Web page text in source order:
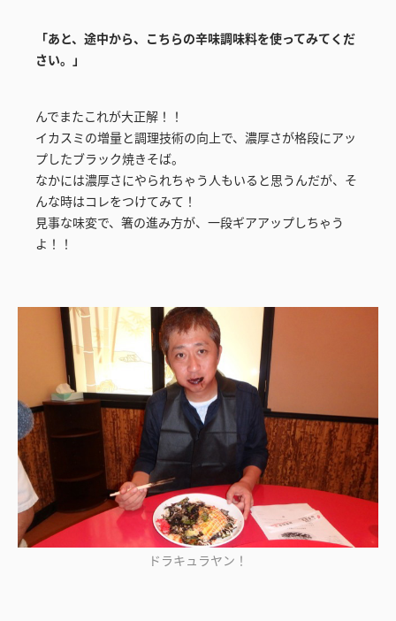
「あと、途中から、こちらの辛味調味料を使ってみてくだ
さい。」
んでまたこれが大正解！！
イカスミの増量と調理技術の向上で、濃厚さが格段にアッ
プしたブラック焼きそば。
なかには濃厚さにやられちゃう人もいると思うんだが、そ
んな時はコレをつけてみて！
見事な味変で、箸の進み方が、一段ギアアップしちゃう
よ！！
ドラキュラヤン！